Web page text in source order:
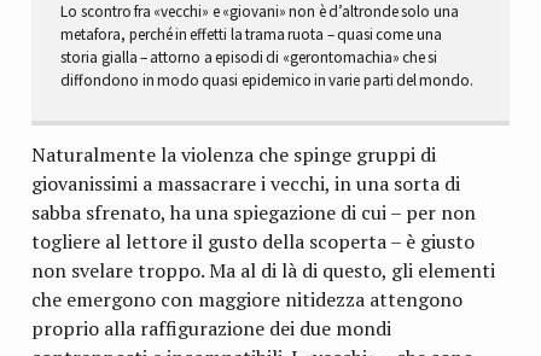
Lo scontro fra «vecchi» e «giovani» non è d’altronde solo una
metafora, perché in effetti la trama ruota – quasi come una
storia gialla – attorno a episodi di «gerontomachia» che si
diffondono in modo quasi epidemico in varie parti del mondo.
Naturalmente la violenza che spinge gruppi di
giovanissimi a massacrare i vecchi, in una sorta di
sabba sfrenato, ha una spiegazione di cui – per non
togliere al lettore il gusto della scoperta – è giusto
non svelare troppo. Ma al di là di questo, gli elementi
che emergono con maggiore nitidezza attengono
proprio alla raffigurazione dei due mondi